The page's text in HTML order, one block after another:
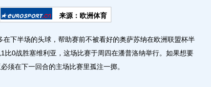
来源：欧洲体育
下半场的头球，帮助赛前不被看好的奥萨苏纳在欧洲联盟杯半
比0战胜塞维利亚，这场比赛于周四在潘普洛纳举行。如果想要
须在下一回合的主场比赛里孤注一掷。